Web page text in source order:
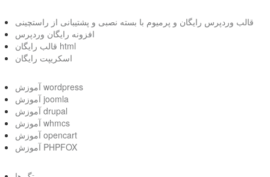
قالب وردپرس رایگان و پرمیوم با بسته نصبی و پشتیبانی از راستچینی
افزونه رایگان وردپرس
قالب رایگان html
اسکریپت رایگان
آموزش wordpress
آموزش joomla
آموزش drupal
آموزش whmcs
آموزش opencart
آموزش PHPFOX